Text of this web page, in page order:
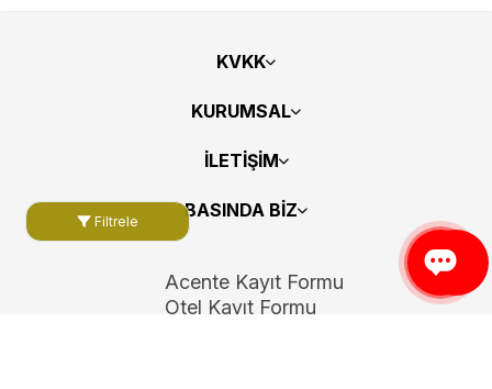
Filtrele
KVKK
KURUMSAL
İLETİŞİM
BASINDA BİZ
Acente Kayıt Formu
Otel Kayıt Formu